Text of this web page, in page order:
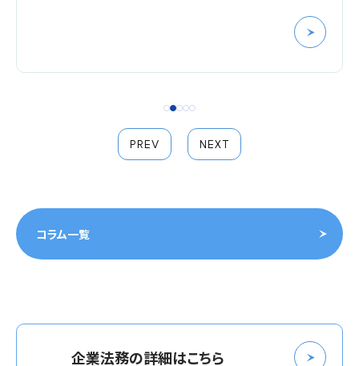
PREV NEXT
コラム一覧
企業法務の詳細はこちら